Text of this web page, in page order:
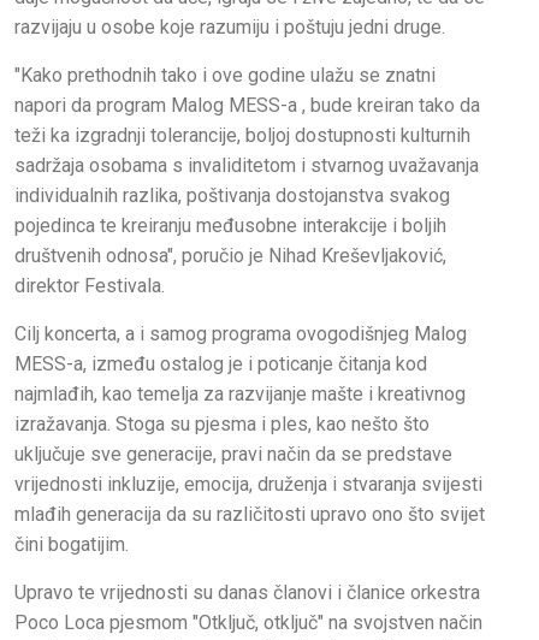
razvijaju u osobe koje razumiju i poštuju jedni druge.
"Kako prethodnih tako i ove godine ulažu se znatni
napori da program Malog MESS-a , bude kreiran tako da
teži ka izgradnji tolerancije, boljoj dostupnosti kulturnih
sadržaja osobama s invaliditetom i stvarnog uvažavanja
individualnih razlika, poštivanja dostojanstva svakog
pojedinca te kreiranju međusobne interakcije i boljih
društvenih odnosa", poručio je Nihad Kreševljaković,
direktor Festivala.
Cilj koncerta, a i samog programa ovogodišnjeg Malog
MESS-a, između ostalog je i poticanje čitanja kod
najmlađih, kao temelja za razvijanje mašte i kreativnog
izražavanja. Stoga su pjesma i ples, kao nešto što
uključuje sve generacije, pravi način da se predstave
vrijednosti inkluzije, emocija, druženja i stvaranja svijesti
mlađih generacija da su različitosti upravo ono što svijet
čini bogatijim.
Upravo te vrijednosti su danas članovi i članice orkestra
Poco Loca pjesmom "Otključ, otključ" na svojstven način